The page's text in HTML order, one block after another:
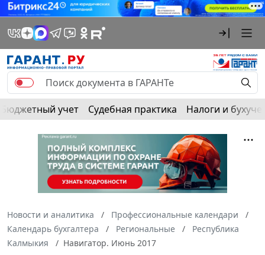
Бюджетный учет Судебная практика Налоги и
Новости и аналитика
Профессиональные календари
Календарь бухгалтера
Региональные
Республика
Калмыкия
Навигатор. Июнь 2017